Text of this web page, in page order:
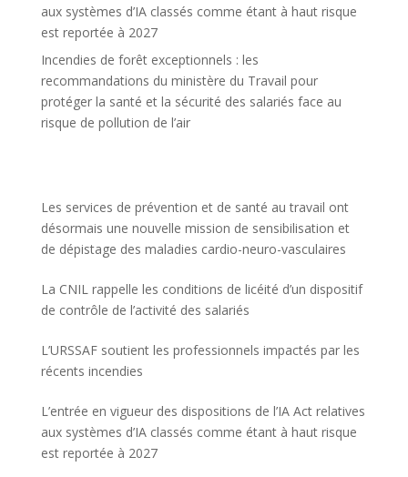
aux systèmes d’IA classés comme étant à haut risque
est reportée à 2027
Incendies de forêt exceptionnels : les
recommandations du ministère du Travail pour
protéger la santé et la sécurité des salariés face au
risque de pollution de l’air
Les services de prévention et de santé au travail ont
désormais une nouvelle mission de sensibilisation et
de dépistage des maladies cardio-neuro-vasculaires
La CNIL rappelle les conditions de licéité d’un dispositif
de contrôle de l’activité des salariés
L’URSSAF soutient les professionnels impactés par les
récents incendies
L’entrée en vigueur des dispositions de l’IA Act relatives
aux systèmes d’IA classés comme étant à haut risque
est reportée à 2027